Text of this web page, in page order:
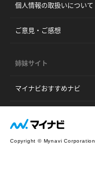
個人情報の取扱いについて
ご意見・ご感想
姉妹サイト
マイナビおすすめナビ
Copyright © Mynavi Corporation